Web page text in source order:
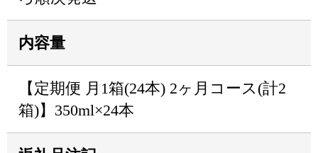
内容量
【定期便 月1箱(24本) 2ヶ月コース(計2
箱)】350ml×24本